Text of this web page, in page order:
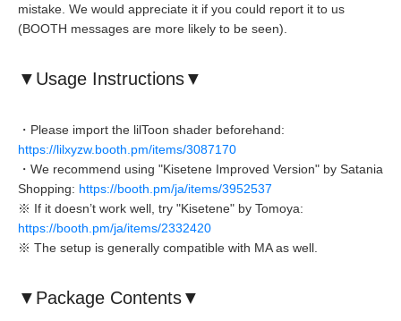
mistake. We would appreciate it if you could report it to us
(BOOTH messages are more likely to be seen).
▼Usage Instructions▼
・Please import the lilToon shader beforehand:
https://lilxyzw.booth.pm/items/3087170
・We recommend using "Kisetene Improved Version" by Satania
Shopping: https://booth.pm/ja/items/3952537
※ If it doesn’t work well, try "Kisetene" by Tomoya:
https://booth.pm/ja/items/2332420
※ The setup is generally compatible with MA as well.
▼Package Contents▼